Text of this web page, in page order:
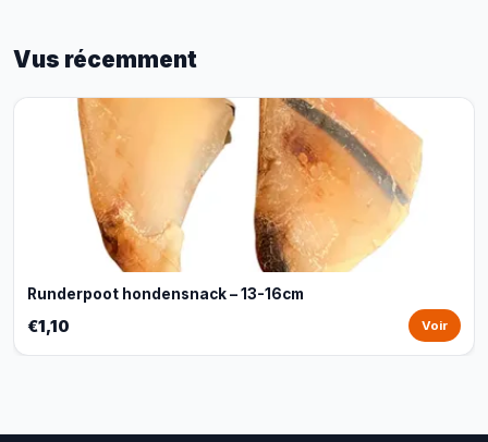
Vus récemment
Runderpoot hondensnack – 13-16cm
€1,10 Voir